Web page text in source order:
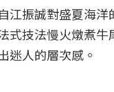
振誠對盛夏海洋
技法慢火燉煮牛
迷人的層次感。